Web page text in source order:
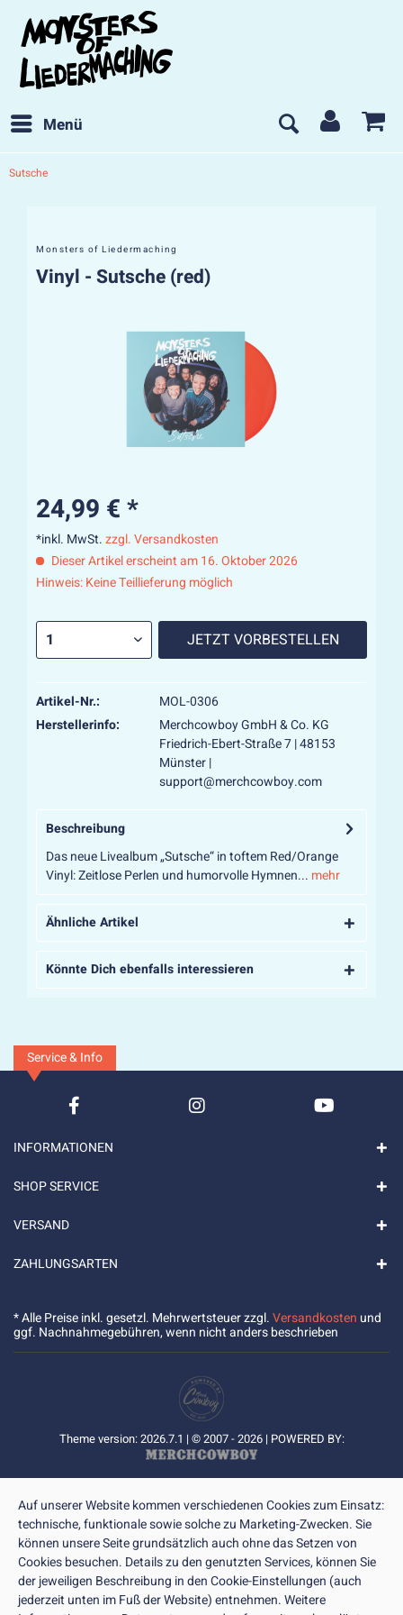
Menü
Sutsche
Monsters of Liedermaching
Vinyl - Sutsche (red)
24,99 € *
*inkl. MwSt.zzgl. Versandkosten
Dieser Artikel erscheint am 16. Oktober 2026
Hinweis: Keine Teillieferung möglich
JETZT VORBESTELLEN
Artikel-Nr.:
MOL-0306
Herstellerinfo:
Merchcowboy GmbH & Co. KG
Friedrich-Ebert-Straße 7 | 48153
Münster |
support@merchcowboy.com
Beschreibung
Das neue Livealbum „Sutsche“ in toftem Red/Orange
Vinyl: Zeitlose Perlen und humorvolle Hymnen... mehr
Ähnliche Artikel
Könnte Dich ebenfalls interessieren
Service & Info
INFORMATIONEN
SHOP SERVICE
VERSAND
ZAHLUNGSARTEN
* Alle Preise inkl. gesetzl. Mehrwertsteuer zzgl.Versandkosten und
ggf. Nachnahmegebühren, wenn nicht anders beschrieben
Theme version: 2026.7.1 | © 2007 - 2026 | POWERED BY:
Auf unserer Website kommen verschiedenen Cookies zum Einsatz:
technische, funktionale sowie solche zu Marketing-Zwecken. Sie
können unsere Seite grundsätzlich auch ohne das Setzen von
Cookies besuchen. Details zu den genutzten Services, können Sie
der jeweiligen Beschreibung in den Cookie-Einstellungen (auch
jederzeit unten im Fuß der Website) entnehmen. Weitere